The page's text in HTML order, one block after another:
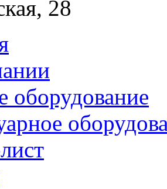
28
оборудование